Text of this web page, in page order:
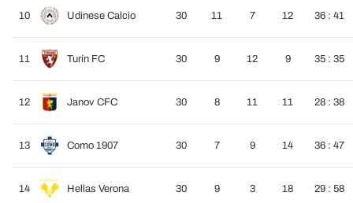
10 Udinese Calcio 30 11 7 12 36 : 41
11 Turín FC 30 9 12 9 35 : 35
12 Janov CFC 30 8 11 11 28 : 38
13 Como 1907 30 7 9 14 36 : 47
14 Hellas Verona 30 9 3 18 29 : 58